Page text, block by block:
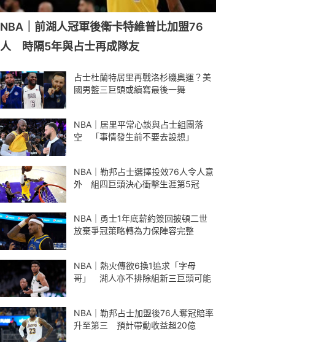
NBA｜前湖人冠軍後衛卡特維普比加盟76
人 時隔5年與占士再成隊友
占士杜蘭特居里再戰洛杉磯奧運？美
國男籃三巨頭或續寫最後一舞
NBA｜居里平常心談與占士組團落
空 「事情發生前不要去設想」
NBA｜勒邦占士選擇投效76人令人意
外 組四巨頭決心衝擊生涯第5冠
NBA｜勇士1年底薪約簽回披頓二世
放棄爭冠策略轉為力保陣容完整
NBA｜熱火傳欲6換1追求「字母
哥」 湖人亦不排除組新三巨頭可能
NBA｜勒邦占士加盟後76人奪冠賠率
升至第三 預計帶動收益超20億